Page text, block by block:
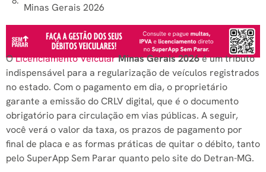
Minas Gerais 2026
OLicenciamento VeicularMinas Gerais 2026é um tributo
indispensável para a regularização de veículos registrados
no estado. Com o pagamento em dia, o proprietário
garante a emissão do CRLV digital, que é o documento
obrigatório para circulação em vias públicas. A seguir,
você verá o valor da taxa, os prazos de pagamento por
final de placa e as formas práticas de quitar o débito, tanto
pelo SuperApp Sem Parar quanto pelo site do Detran-MG.